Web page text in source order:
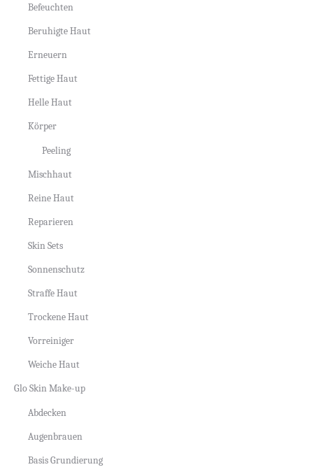
Befeuchten
Beruhigte Haut
Erneuern
Fettige Haut
Helle Haut
Körper
Peeling
Mischhaut
Reine Haut
Reparieren
Skin Sets
Sonnenschutz
Straffe Haut
Trockene Haut
Vorreiniger
Weiche Haut
Glo Skin Make-up
Abdecken
Augenbrauen
Basis Grundierung